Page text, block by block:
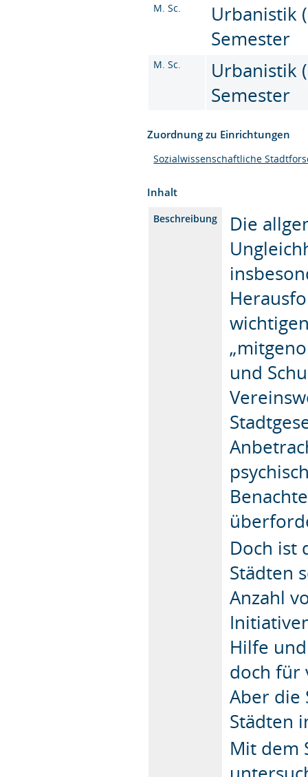
M. Sc.
Urbanistik
Semester
M. Sc.
Urbanistik
Semester
Zuordnung zu Einrichtungen
Sozialwissenschaftliche
Inhalt
Beschreibung
Die
und
Doch ist
Städten
Anzahl
Hilfe
doch für
Aber die
Städten
Mit dem